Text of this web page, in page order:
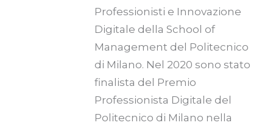
Professionisti e Innovazione
Digitale della School of
Management del Politecnico
di Milano. Nel 2020 sono stato
finalista del Premio
Professionista Digitale del
Politecnico di Milano nella